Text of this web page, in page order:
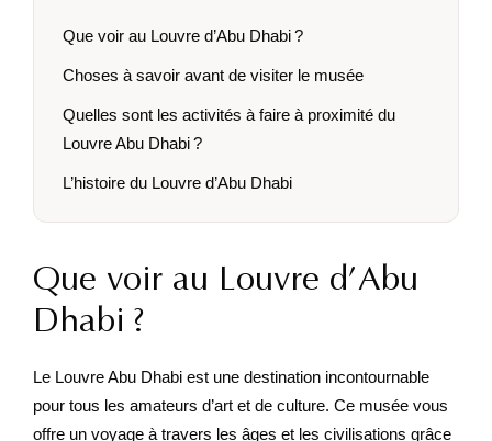
Que voir au Louvre d’Abu Dhabi ?
Choses à savoir avant de visiter le musée
Quelles sont les activités à faire à proximité du
Louvre Abu Dhabi ?
L’histoire du Louvre d’Abu Dhabi
Que voir au Louvre d’Abu
Dhabi ?
Le Louvre Abu Dhabi est une destination incontournable
pour tous les amateurs d’art et de culture. Ce musée vous
offre un voyage à travers les âges et les civilisations grâce